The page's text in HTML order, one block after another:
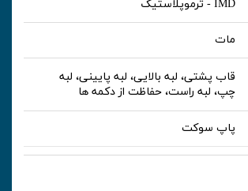
IMD - ترموپلاستیک
مات
قاب پشتی، لبه بالایی، لبه پایینی، لبه
چپ، لبه راست، حفاظت از دکمه ها
پاپ سوکت